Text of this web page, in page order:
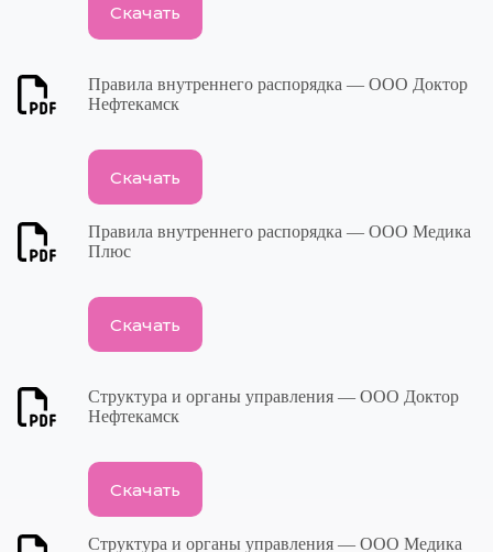
Скачать
Правила внутреннего распорядка — ООО Доктор
Нефтекамск
Скачать
Правила внутреннего распорядка — ООО Медика
Плюс
Скачать
Структура и органы управления — ООО Доктор
Нефтекамск
Скачать
Структура и органы управления — ООО Медика